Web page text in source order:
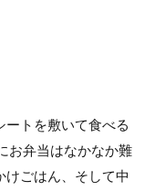
ートを敷いて食べる
お弁当はなかなか難
けごはん、そして中